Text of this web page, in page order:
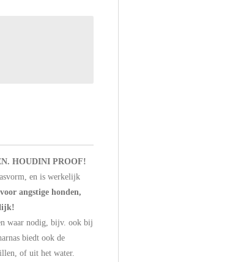
HOUDINI PROOF!
en is werkelijk
angstige honden,
waar nodig, bijv. ook bij
biedt ook de
of uit het water.